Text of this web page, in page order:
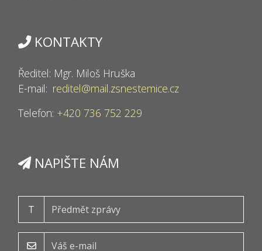
KONTAKTY
Ředitel: Mgr. Miloš Hruška
E-mail: reditel@mail.zsnestemice.cz
Telefon: +420 736 752 229
NAPIŠTE NÁM
T